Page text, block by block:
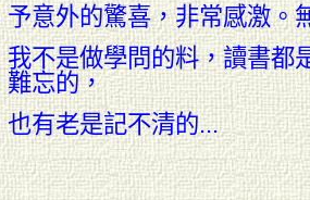
予意外的驚喜，非常感激。
我不是做學問的料，讀書都
難忘的，
也有老是記不清的...